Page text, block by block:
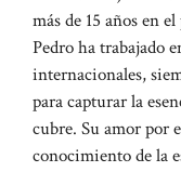
más de 15 años en
Pedro ha trabajado
internacionales,
para capturar la
cubre. Su amor por
conocimiento de la